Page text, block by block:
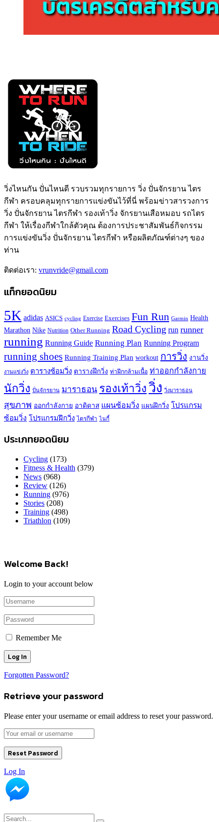
วิ่งไหนกัน ปั่นไหนดี รวบรวมทุกรายการ วิ่ง ปั่นจักรยาน ไตร
กีฬา ครอบคลุมทุกรายการแข่งขันไว้ที่นี่ พร้อมข่าวสารวงการ
วิ่ง ปั่นจักรยาน ไตรกีฬา รองเท้าวิ่ง จักรยานเสือหมอบ รถไตร
กีฬา ให้เรื่องกีฬาใกล้ตัวคุณ ต้องการประชาสัมพันธ์กิจกรรม
การแข่งขันวิ่ง ปั่นจักรยาน ไตรกีฬา หรือผลิตภัณฑ์ต่างๆ ของ
ท่าน
ติดต่อเรา: vrunvride@gmail.com
แท็กยอดนิยม
5K adidas ASICS cycling Exercise Exercises Fun Run Garmin Health
Marathon Nike Nutrition Other Running Road Cycling run runner
running Running Guide Running Plan Running Program
running shoes Running Training Plan workout การวิ่ง งานวิ่ง
งานแข่งวิ่ง ตารางซ้อมวิ่ง ตารางฝึกวิ่ง ท่าฝึกกล้ามเนื้อ ท่าออกกำลังกาย
นักวิ่ง ปั่นจักรยาน มาราธอน รองเท้าวิ่ง วิ่ง วิ่งมาราธอน
สุขภาพ ออกกำลังกาย อาดิดาส แผนซ้อมวิ่ง แผนฝึกวิ่ง โปรแกรม
ซ้อมวิ่ง โปรแกรมฝึกวิ่ง ไตรกีฬา ไนกี้
ประเภทยอดนิยม
Cycling (173)
Fitness & Health (379)
News (968)
Review (126)
Running (976)
Stories (208)
Training (498)
Triathlon (109)
Welcome Back!
Login to your account below
Remember Me
Forgotten Password?
Retrieve your password
Please enter your username or email address to reset your password.
Log In